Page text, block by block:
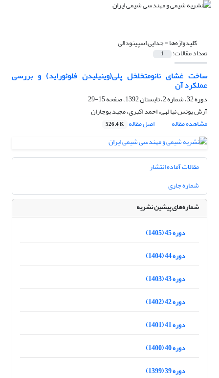
کلیدواژه‌ها =جدایی اسپینودالی
تعداد مقالات: 1
ساخت غشای نانومتخلخل پلی(وینیلیدن فلوئوراید) و بررسی
عملکرد آن
دوره 32، شماره 2، تابستان 1392، صفحه
15-29
آرش یونس نیا لهی، احمد اکبری، مجید بوجاران
مشاهده مقاله
اصل مقاله 526.4 K
مقالات آماده انتشار
شماره جاری
شماره‌های پیشین نشریه
دوره 45 (1405)
دوره 44 (1404)
دوره 43 (1403)
دوره 42 (1402)
دوره 41 (1401)
دوره 40 (1400)
دوره 39 (1399)